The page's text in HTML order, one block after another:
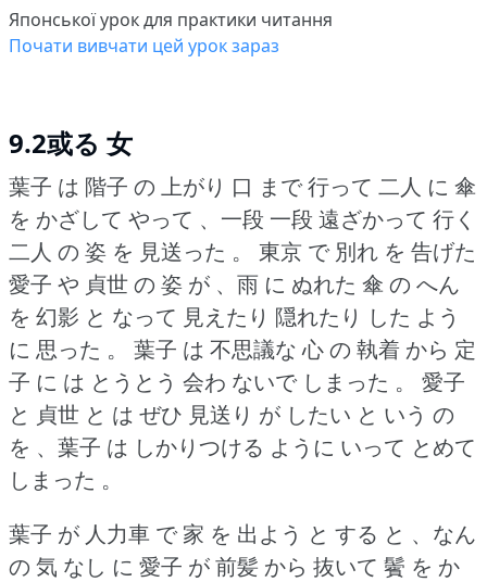
Японської урок для практики читання
Почати вивчати цей урок зараз
9.2或る 女
葉子 は 階子 の 上がり 口 まで 行って 二人 に 傘
を かざして やって 、一段 一段 遠ざかって 行く
二人 の 姿 を 見送った 。
東京 で 別れ を 告げた
愛子 や 貞世 の 姿 が 、雨 に ぬれた 傘 の へん
を 幻影 と なって 見えたり 隠れたり した よう
に 思った 。
葉子 は 不思議な 心 の 執着 から 定
子 に は とうとう 会わ ないで しまった 。
愛子
と 貞世 と は ぜひ 見送り が したい と いう の
を 、葉子 は しかりつける ように いって とめて
しまった 。
葉子 が 人力車 で 家 を 出よう と する と 、なん
の 気 なし に 愛子 が 前髪 から 抜いて 鬢 を か